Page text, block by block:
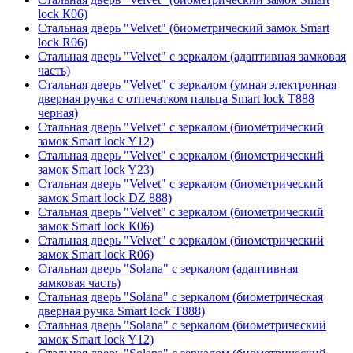
lock К06)
Стальная дверь "Velvet" (биометрический замок Smart
lock R06)
Стальная дверь "Velvet" с зеркалом (адаптивная замковая
часть)
Стальная дверь "Velvet" с зеркалом (умная электронная
дверная ручка с отпечатком пальца Smart lock T888
черная)
Стальная дверь "Velvet" с зеркалом (биометрический
замок Smart lock Y12)
Стальная дверь "Velvet" с зеркалом (биометрический
замок Smart lock Y23)
Стальная дверь "Velvet" с зеркалом (биометрический
замок Smart lock DZ 888)
Стальная дверь "Velvet" с зеркалом (биометрический
замок Smart lock К06)
Стальная дверь "Velvet" с зеркалом (биометрический
замок Smart lock R06)
Стальная дверь "Solana" с зеркалом (адаптивная
замковая часть)
Стальная дверь "Solana" с зеркалом (биометрическая
дверная ручка Smart lock T888)
Стальная дверь "Solana" с зеркалом (биометрический
замок Smart lock Y12)